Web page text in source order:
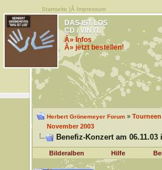
Startseite |Â Impressum
DAS IST LOS
CD / VINYL
Â» Infos
Â» jetzt bestellen!
Herbert Grönemeyer Forum» Tourneen
November 2003
Benefiz-Konzert am 06.11.03
Bilderalben Hilfe